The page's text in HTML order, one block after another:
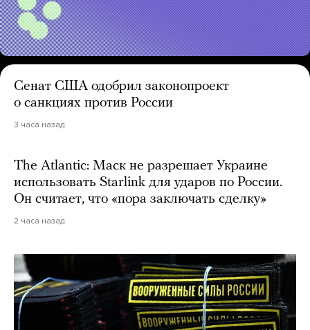
Сенат США одобрил законопроект
о санкциях против России
3 часа назад
The Atlantic: Маск не разрешает Украине
использовать Starlink для ударов по России.
Он считает, что «пора заключать сделку»
2 часа назад